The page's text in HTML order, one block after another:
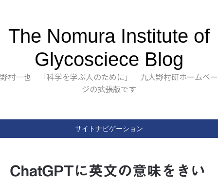
The Nomura Institute of
Glycosciece Blog
野村一也 「科学を学ぶ人のために」 九大野村研ホームペー
ジの拡張版です
サイトナビゲーション
ChatGPTに英文の意味をきい